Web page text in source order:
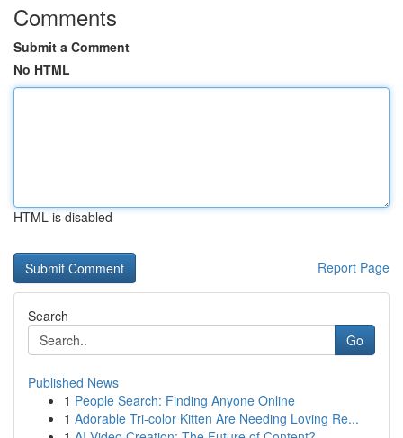
Comments
Submit a Comment
No HTML
HTML is disabled
Report Page
Search
Go
Published News
1 People Search: Finding Anyone Online
1 Adorable Tri-color Kitten Are Needing Loving Re...